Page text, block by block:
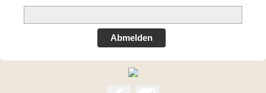
Abmelden